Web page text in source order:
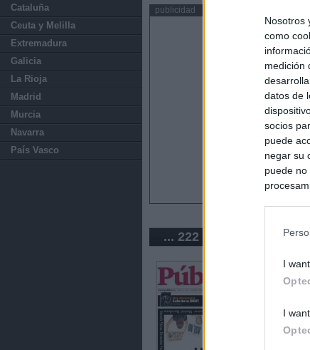
Nosotros
como
medición
datos de
socios
puede
negar su
puede
I
I
Cataluña
Ceuta y Melilla
Extremadura
Galicia
La Rioja
Madrid
Murcia
Navarra
País Vasco
publicidad
... 222 periódicos de